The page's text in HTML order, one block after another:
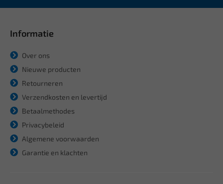
Informatie
Over ons
Nieuwe producten
Retourneren
Verzendkosten en levertijd
Betaalmethodes
Privacybeleid
Algemene voorwaarden
Garantie en klachten